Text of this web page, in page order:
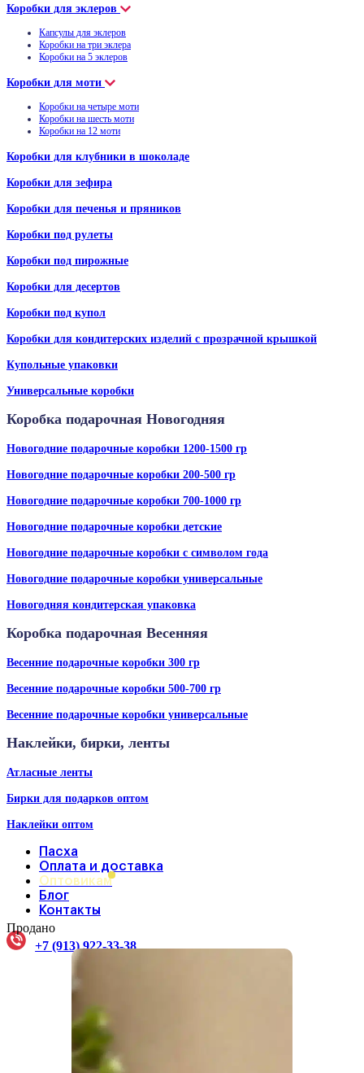
Коробки для эклеров
Капсулы для эклеров
Коробки на три эклера
Коробки на 5 эклеров
Коробки для моти
Коробки на четыре моти
Коробки на шесть моти
Коробки на 12 моти
Коробки для клубники в шоколаде
Коробки для зефира
Коробки для печенья и пряников
Коробки под рулеты
Коробки под пирожные
Коробки для десертов
Коробки под купол
Коробки для кондитерских изделий с прозрачной крышкой
Купольные упаковки
Универсальные коробки
Коробка подарочная Новогодняя
Новогодние подарочные коробки 1200-1500 гр
Новогодние подарочные коробки 200-500 гр
Новогодние подарочные коробки 700-1000 гр
Новогодние подарочные коробки детские
Новогодние подарочные коробки с символом года
Новогодние подарочные коробки универсальные
Новогодняя кондитерская упаковка
Коробка подарочная Весенняя
Весенние подарочные коробки 300 гр
Весенние подарочные коробки 500-700 гр
Весенние подарочные коробки универсальные
Наклейки, бирки, ленты
Атласные ленты
Бирки для подарков оптом
Наклейки оптом
Пасха
Оплата и доставка
Оптовикам
Блог
Контакты
+7 (913) 922-33-38
Продано